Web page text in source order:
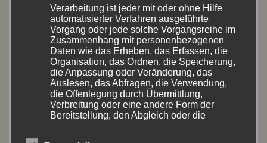
Oktober 2019(2)
September 2019(6)
August 2019(13)
Juli 2019(2)
Juni 2019(9)
Verarbeitung ist jeder mit oder ohne Hilfe
automatisierter Verfahren ausgeführte
Vorgang oder jede solche Vorgangsreihe im
Zusammenhang mit personenbezogenen
Daten wie das Erheben, das Erfassen, die
Organisation, das Ordnen, die Speicherung,
die Anpassung oder Veränderung, das
Auslesen, das Abfragen, die Verwendung,
die Offenlegung durch Übermittlung,
Verbreitung oder eine andere Form der
Bereitstellung, den Abgleich oder die